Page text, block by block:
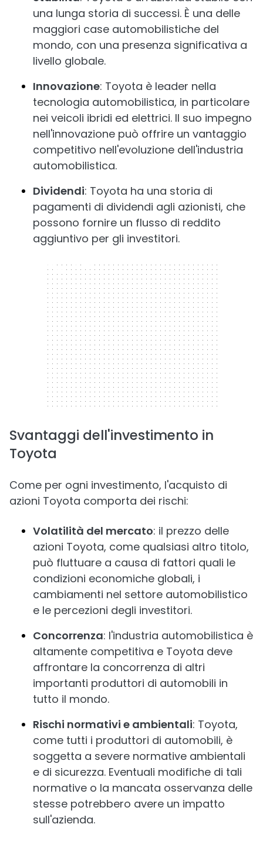
una lunga storia di successi. È una delle
maggiori case automobilistiche del
mondo, con una presenza significativa a
livello globale.
Innovazione: Toyota è leader nella
tecnologia automobilistica, in particolare
nei veicoli ibridi ed elettrici. Il suo impegno
nell'innovazione può offrire un vantaggio
competitivo nell'evoluzione dell'industria
automobilistica.
Dividendi: Toyota ha una storia di
pagamenti di dividendi agli azionisti, che
possono fornire un flusso di reddito
aggiuntivo per gli investitori.
300 x 250
Svantaggi dell'investimento in
Toyota
Come per ogni investimento, l'acquisto di
azioni Toyota comporta dei rischi:
Volatilità del mercato: il prezzo delle
azioni Toyota, come qualsiasi altro titolo,
può fluttuare a causa di fattori quali le
condizioni economiche globali, i
cambiamenti nel settore automobilistico
e le percezioni degli investitori.
Concorrenza: l'industria automobilistica è
altamente competitiva e Toyota deve
affrontare la concorrenza di altri
importanti produttori di automobili in
tutto il mondo.
Rischi normativi e ambientali: Toyota,
come tutti i produttori di automobili, è
soggetta a severe normative ambientali
e di sicurezza. Eventuali modifiche di tali
normative o la mancata osservanza delle
stesse potrebbero avere un impatto
sull'azienda.